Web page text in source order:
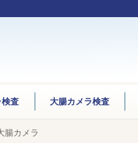
検査 大腸カメラ検査
腸カメラ